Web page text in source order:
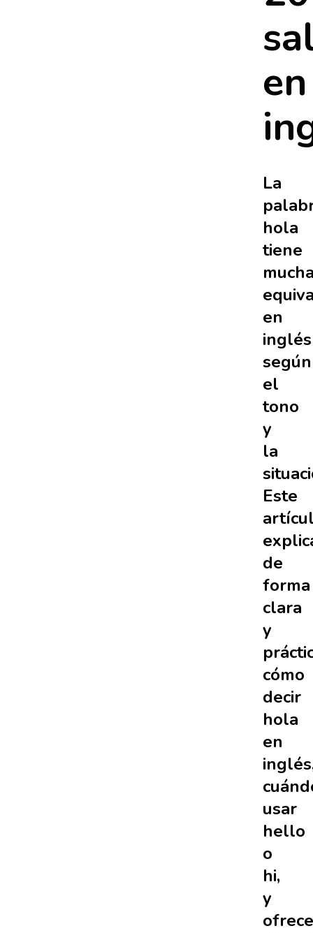
en
La
hola
tiene
en
inglés
según
el
tono
y
la
Este
de
forma
clara
y
cómo
decir
hola
en
usar
hello
o
hi,
y
ofrece